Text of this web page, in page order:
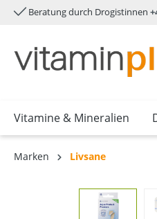
springen Zur
Beratung durch Drogistinnen
Vitamine & Mineralien
Marken Livsane